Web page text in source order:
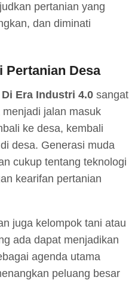
pertanian yang
dan diminati
Pertanian Desa
Era Industri 4.0 sangat
jalan masuk
ke desa, kembali
desa. Generasi muda
cukup tentang teknologi
kearifan pertanian
juga kelompok tani atau
ada dapat menjadikan
agenda utama
peluang besar